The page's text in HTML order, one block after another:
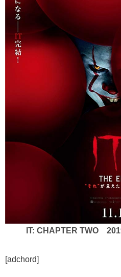
IT: CHAPTER TWO
[adchord]